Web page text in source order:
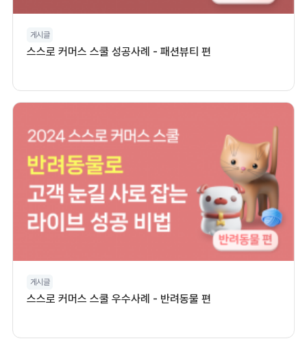
게시글
스스로 커머스 스쿨 성공사례 - 패션뷰티 편
게시글
스스로 커머스 스쿨 우수사례 - 반려동물 편